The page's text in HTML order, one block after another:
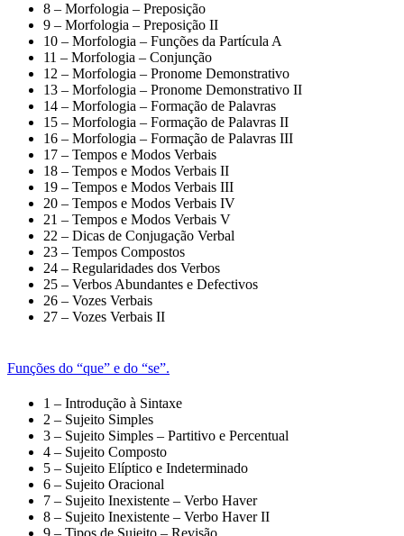
8 – Morfologia – Preposição
9 – Morfologia – Preposição II
10 – Morfologia – Funções da Partícula A
11 – Morfologia – Conjunção
12 – Morfologia – Pronome Demonstrativo
13 – Morfologia – Pronome Demonstrativo II
14 – Morfologia – Formação de Palavras
15 – Morfologia – Formação de Palavras II
16 – Morfologia – Formação de Palavras III
17 – Tempos e Modos Verbais
18 – Tempos e Modos Verbais II
19 – Tempos e Modos Verbais III
20 – Tempos e Modos Verbais IV
21 – Tempos e Modos Verbais V
22 – Dicas de Conjugação Verbal
23 – Tempos Compostos
24 – Regularidades dos Verbos
25 – Verbos Abundantes e Defectivos
26 – Vozes Verbais
27 – Vozes Verbais II
Funções do “que” e do “se”.
1 – Introdução à Sintaxe
2 – Sujeito Simples
3 – Sujeito Simples – Partitivo e Percentual
4 – Sujeito Composto
5 – Sujeito Elíptico e Indeterminado
6 – Sujeito Oracional
7 – Sujeito Inexistente – Verbo Haver
8 – Sujeito Inexistente – Verbo Haver II